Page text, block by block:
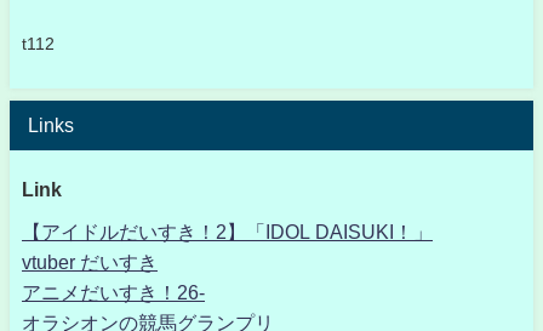
t112
Links
Link
【アイドルだいすき！2】「IDOL DAISUKI！」
vtuber だいすき
アニメだいすき！26-
オラシオンの競馬グランプリ